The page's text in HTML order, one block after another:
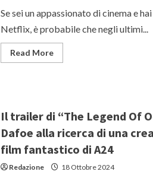
Se sei un appassionato di cinema e
Netflix, è probabile che negli ultimi...
Read MoreRead
more
Stewart
nella
serie
HBO
“Lanterns”
Il trailer di “The Legend Of
Dafoe alla ricerca di una
film fantastico di A24
Redazione 18 Ottobre 2024